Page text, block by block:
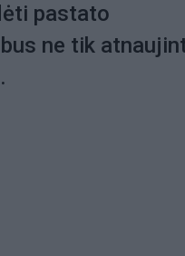
pastato
ne tik